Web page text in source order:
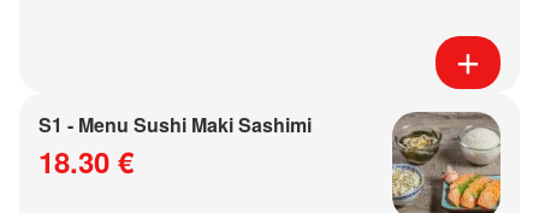
S1 - Menu Sushi Maki Sashimi
18.30 €